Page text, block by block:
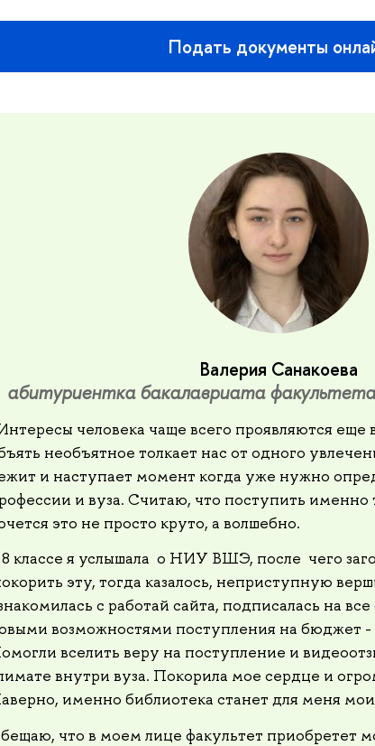
Подать документы
Валерия Санакоева
абитуриентка бакалавриата факультета
человека чаще всего проявляются еще
необъятное толкает нас от одного
и наступает момент когда уже нужно
и вуза. Считаю, что поступить именно
это не просто круто, а волшебно.
классе я услышала о НИУ ВШЭ, после чего
эту, тогда казалось, неприступную
с работай сайта, подписалась на все
возможностями поступления на бюджет
вселить веру на поступление и
внутри вуза. Покорила мое сердце и
именно библиотека станет для меня
что в моем лице факультет приобретет